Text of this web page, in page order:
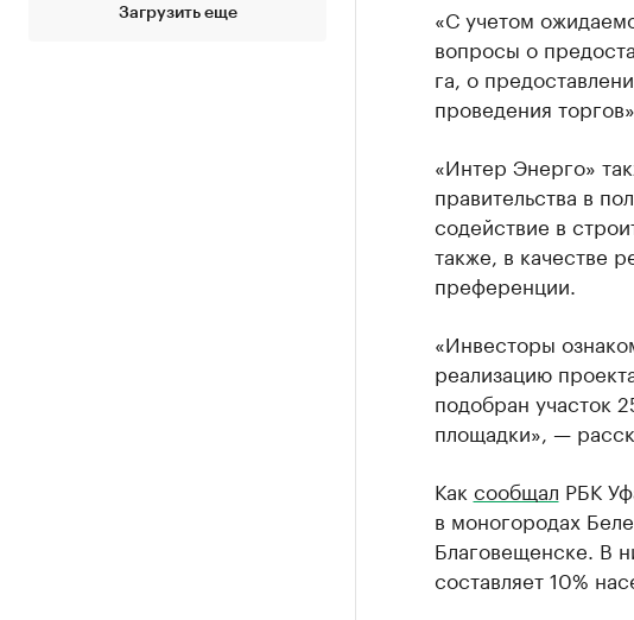
Загрузить еще
«С учетом
вопросы о
га, о
проведения
«Интер Энерго»
правительства в
содействие в
также, в качестве
преференции.
«Инвесторы
реализацию
подобран участок
площадки», —
Как сообщал РБК
в моногородах
Благовещенске. В
составляет 10%